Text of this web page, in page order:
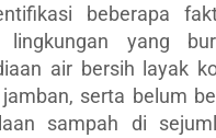
beberapa
lingkungan yang
air bersih layak
serta belum
sampah di